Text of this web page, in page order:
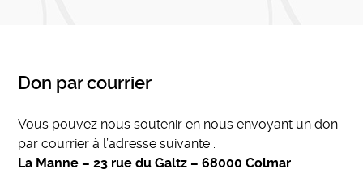
Don par courrier
Vous pouvez nous soutenir en nous envoyant un don
par courrier à l’adresse suivante :
La Manne – 23 rue du Galtz – 68000 Colmar